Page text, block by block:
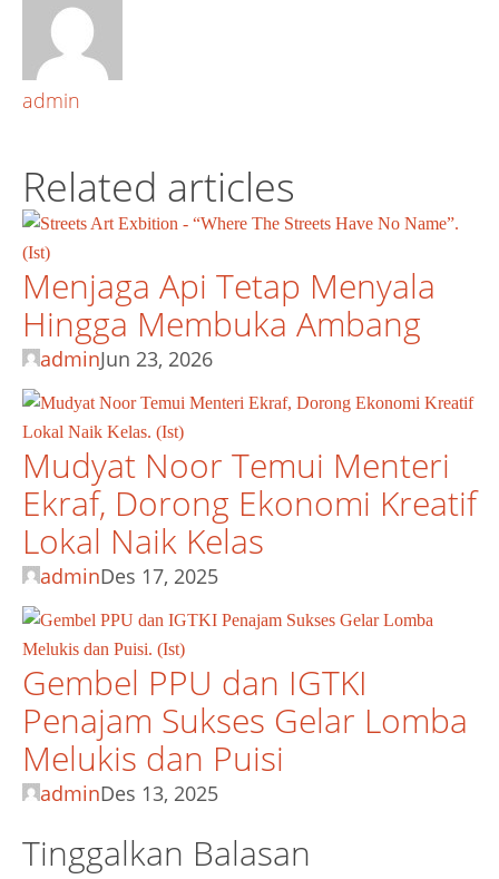
admin
Related articles
Menjaga Api Tetap Menyala
Hingga Membuka Ambang
adminJun 23, 2026
Mudyat Noor Temui Menteri
Ekraf, Dorong Ekonomi Kreatif
Lokal Naik Kelas
adminDes 17, 2025
Gembel PPU dan IGTKI
Penajam Sukses Gelar Lomba
Melukis dan Puisi
adminDes 13, 2025
Tinggalkan Balasan